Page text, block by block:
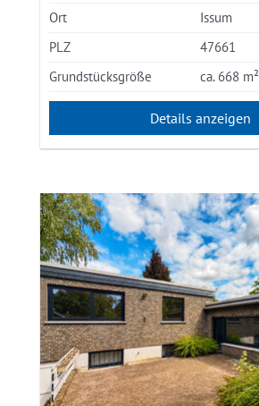
Ort
Issum
PLZ
47661
Grundstücksgröße
ca. 668 m²
Details anzeigen